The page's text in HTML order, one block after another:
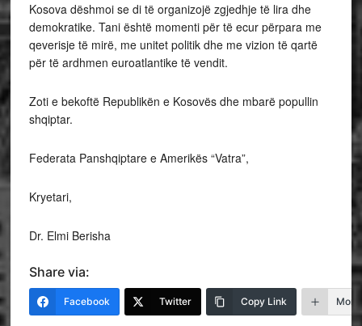
Kosova dëshmoi se di të organizojë zgjedhje të lira dhe
demokratike. Tani është momenti për të ecur përpara me
qeverisje të mirë, me unitet politik dhe me vizion të qartë
për të ardhmen euroatlantike të vendit.
Zoti e bekoftë Republikën e Kosovës dhe mbarë popullin
shqiptar.
Federata Panshqiptare e Amerikës “Vatra”,
Kryetari,
Dr. Elmi Berisha
Share via:
Facebook Twitter Copy Link More